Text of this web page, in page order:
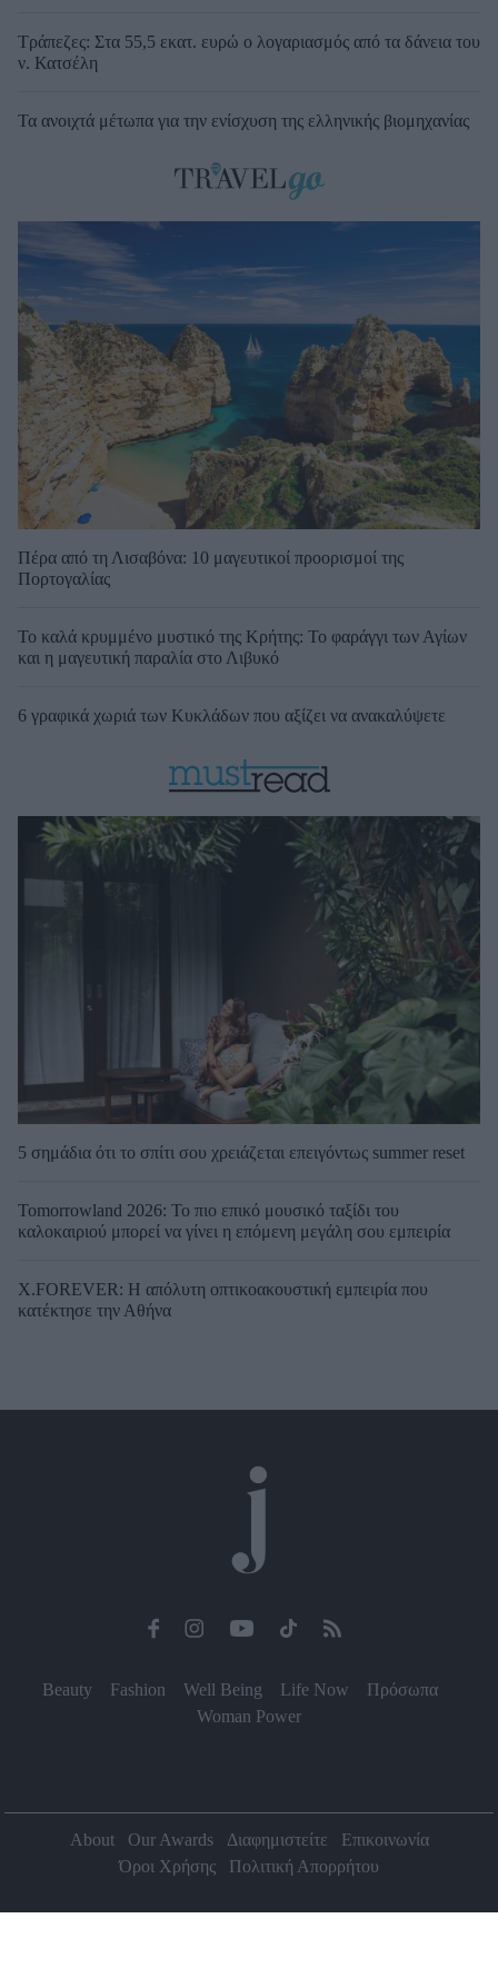
Τράπεζες: Στα 55,5 εκατ. ευρώ ο λογαριασμός από τα δάνεια του
ν. Κατσέλη
Τα ανοιχτά μέτωπα για την ενίσχυση της ελληνικής βιομηχανίας
Πέρα από τη Λισαβόνα: 10 μαγευτικοί προορισμοί της
Πορτογαλίας
Το καλά κρυμμένο μυστικό της Κρήτης: Το φαράγγι των Αγίων
και η μαγευτική παραλία στο Λιβυκό
6 γραφικά χωριά των Κυκλάδων που αξίζει να ανακαλύψετε
5 σημάδια ότι το σπίτι σου χρειάζεται επειγόντως summer reset
Tomorrowland 2026: Το πιο επικό μουσικό ταξίδι του
καλοκαιριού μπορεί να γίνει η επόμενη μεγάλη σου εμπειρία
X.FOREVER: Η απόλυτη οπτικοακουστική εμπειρία που
κατέκτησε την Αθήνα
Beauty Fashion Well Being Life Now
Πρόσωπα
Woman Power
About Our Awards Διαφημιστείτε
Επικοινωνία
Όροι Χρήσης
Πολιτική Απορρήτου